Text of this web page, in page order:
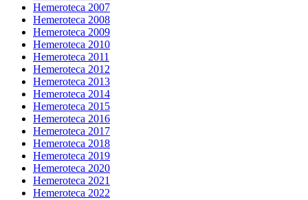
Hemeroteca 2007
Hemeroteca 2008
Hemeroteca 2009
Hemeroteca 2010
Hemeroteca 2011
Hemeroteca 2012
Hemeroteca 2013
Hemeroteca 2014
Hemeroteca 2015
Hemeroteca 2016
Hemeroteca 2017
Hemeroteca 2018
Hemeroteca 2019
Hemeroteca 2020
Hemeroteca 2021
Hemeroteca 2022